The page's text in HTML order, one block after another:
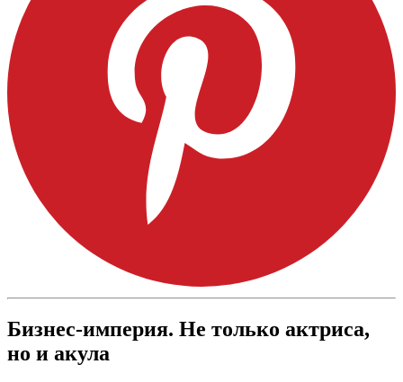
Бизнес-империя. Не только актриса,
но и акула